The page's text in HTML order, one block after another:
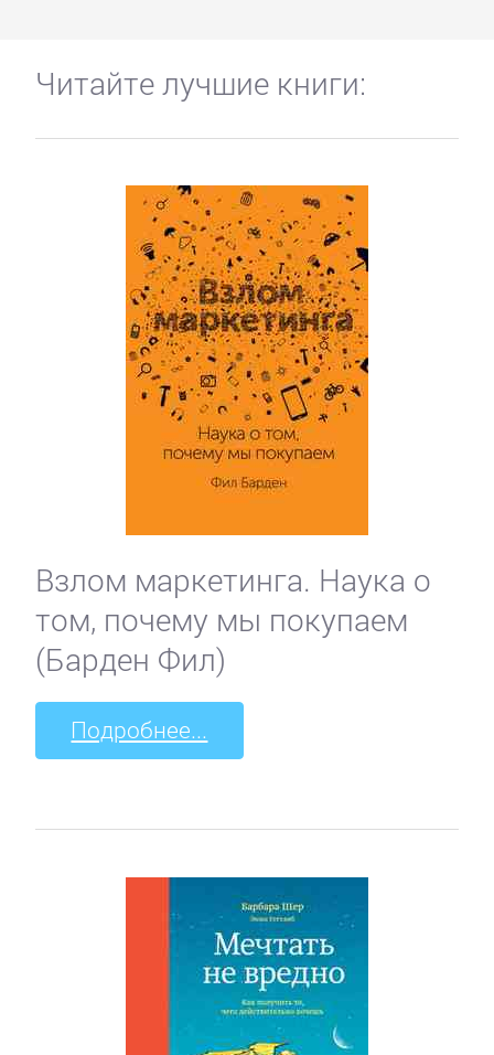
Читайте лучшие книги:
Взлом маркетинга. Наука о
том, почему мы покупаем
(Барден Фил)
Подробнее...